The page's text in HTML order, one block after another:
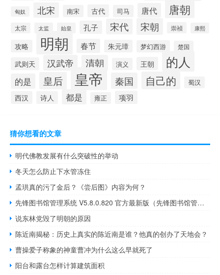
匈奴 北宋 南宋 古代 司马 唐代 唐朝
太宗 太监 始皇 孔子 宋代 宋朝 崇祯 康熙
攻略 明朝 春节 朱元璋 梦幻西游 楚国
武则天 汉武帝 清朝 演义 王朝 的人
的是 皇后 皇帝 秦国 自己的 蜀汉
西汉 诗人 都是 雍正 项羽
猜你想看的文章
明代佛教发展有什么突破性的举动
冬天怎么防止下水管冻住
孟珙真的污了金后？《尝后图》内容为何？
先锋图书馆管理系统 V5.8.0.820 官方最新版（先锋图书馆管理系统 V5.8.0.820 官方最新版功能简介）
说东林党毁了明朝的原因
陈近南揭秘：历史上真实的陈近南是谁？他真的创办了天地会？
曹操爱子称象的神童曹冲为什么这么早就死了
阳台和露台怎样计算建筑面积